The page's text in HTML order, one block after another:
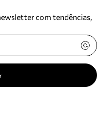
com tendências,